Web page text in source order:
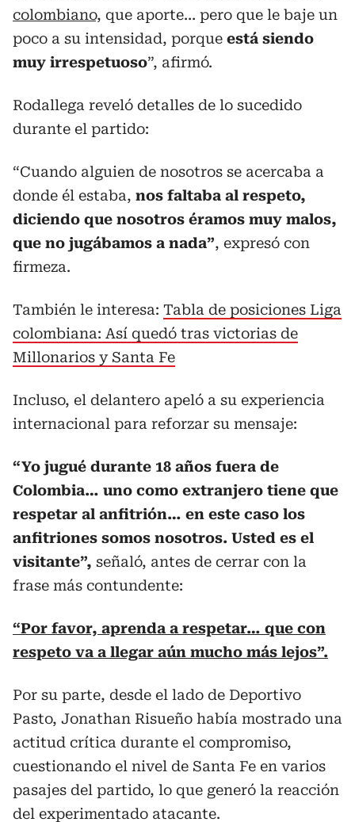
colombiano, que aporte… pero que le baje un
poco a su intensidad, porque está siendo
muy irrespetuoso”, afirmó.
Rodallega reveló detalles de lo sucedido
durante el partido:
“Cuando alguien de nosotros se acercaba a
donde él estaba, nos faltaba al respeto,
diciendo que nosotros éramos muy malos,
que no jugábamos a nada”, expresó con
firmeza.
También le interesa: Tabla de posiciones Liga
colombiana: Así quedó tras victorias de
Millonarios y Santa Fe
Incluso, el delantero apeló a su experiencia
internacional para reforzar su mensaje:
“Yo jugué durante 18 años fuera de
Colombia… uno como extranjero tiene que
respetar al anfitrión… en este caso los
anfitriones somos nosotros. Usted es el
visitante”, señaló, antes de cerrar con la
frase más contundente:
“Por favor, aprenda a respetar… que con
respeto va a llegar aún mucho más lejos”.
Por su parte, desde el lado de Deportivo
Pasto, Jonathan Risueño había mostrado una
actitud crítica durante el compromiso,
cuestionando el nivel de Santa Fe en varios
pasajes del partido, lo que generó la reacción
del experimentado atacante.